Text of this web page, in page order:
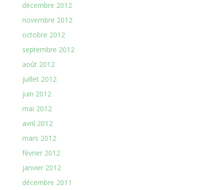
décembre 2012
novembre 2012
octobre 2012
septembre 2012
août 2012
juillet 2012
juin 2012
mai 2012
avril 2012
mars 2012
février 2012
janvier 2012
décembre 2011